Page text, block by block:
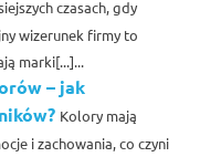
czasach, gdy
wizerunek firmy to
marki[...]...
– jak
Kolory mają
i zachowania, co czyni